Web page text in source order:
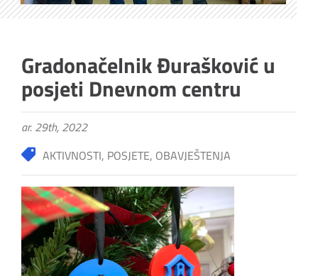
Gradonačelnik Đurašković u
posjeti Dnevnom centru
ar. 29th, 2022
AKTIVNOSTI, POSJETE, OBAVJEŠTENJA